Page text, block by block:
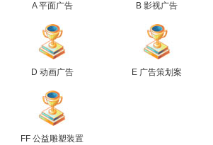
A 平面广告 B 影视广告
D 动画广告 E 广告策划案
FF 公益雕塑装置